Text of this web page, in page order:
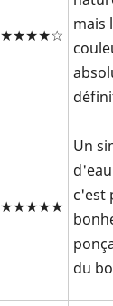
★★★★☆
mais
★★★★★
Un
c'est
du